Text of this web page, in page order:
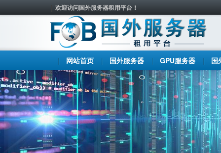
欢迎访问国外服务器租用平台！
网站首页 国外服务器 GPU服务器 国